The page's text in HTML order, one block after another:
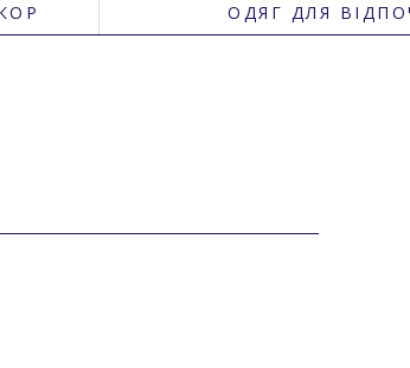
ОДЯГ ДЛЯ